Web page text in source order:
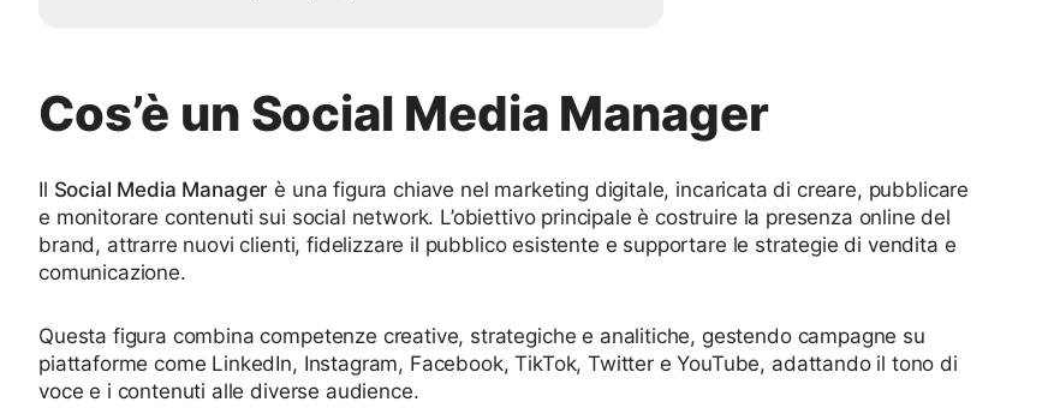
Cos’è un Social Media Manager
Il Social Media Manager è una figura chiave nel marketing digitale, incaricata di creare, pubblicare
e monitorare contenuti sui social network. L’obiettivo principale è costruire la presenza online del
brand, attrarre nuovi clienti, fidelizzare il pubblico esistente e supportare le strategie di vendita e
comunicazione.
Questa figura combina competenze creative, strategiche e analitiche, gestendo campagne su
piattaforme come LinkedIn, Instagram, Facebook, TikTok, Twitter e YouTube, adattando il tono di
voce e i contenuti alle diverse audience.